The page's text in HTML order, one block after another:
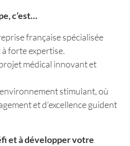
c’est…
française spécialisée
forte expertise.
médical innovant et
stimulant, où
et d’excellence guident
et à développer votre